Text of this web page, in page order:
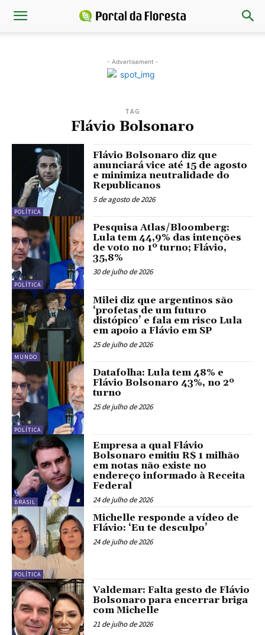
- Advertisement -
TAG
Flávio Bolsonaro
POLÍTICA
Flávio Bolsonaro diz que
anunciará vice até 15 de agosto
e minimiza neutralidade do
Republicanos
5 de agosto de 2026
POLÍTICA
Pesquisa Atlas/Bloomberg:
Lula tem 44,9% das intenções
de voto no 1º turno; Flávio,
35,8%
30 de julho de 2026
MUNDO
Milei diz que argentinos são
‘profetas de um futuro
distópico’ e fala em risco Lula
em apoio a Flávio em SP
25 de julho de 2026
POLÍTICA
Datafolha: Lula tem 48% e
Flávio Bolsonaro 43%, no 2º
turno
25 de julho de 2026
BRASIL
Empresa a qual Flávio
Bolsonaro emitiu R$ 1 milhão
em notas não existe no
endereço informado à Receita
Federal
24 de julho de 2026
POLÍTICA
Michelle responde a vídeo de
Flávio: ‘Eu te desculpo’
24 de julho de 2026
Valdemar: Falta gesto de Flávio
Bolsonaro para encerrar briga
com Michelle
21 de julho de 2026